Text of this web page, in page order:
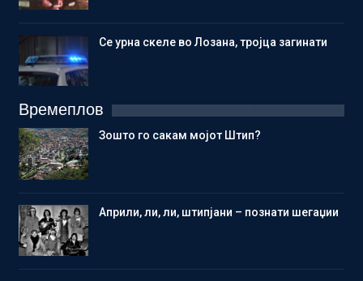
Се урна скеле во Лозана, тројца загинати
Времеплов
Зошто го сакам мојот Штип?
Aприли, ли, ли, штипјани – познати шегаџии